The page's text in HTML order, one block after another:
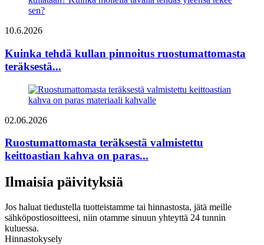
10.6.2026
Kuinka tehdä kullan pinnoitus ruostumattomasta
teräksestä...
02.06.2026
Ruostumattomasta teräksestä valmistettu
keittoastian kahva on paras...
Ilmaisia ​​päivityksiä
Jos haluat tiedustella tuotteistamme tai hinnastosta, jätä meille
sähköpostiosoitteesi, niin otamme sinuun yhteyttä 24 tunnin
kuluessa.
Hinnastokysely